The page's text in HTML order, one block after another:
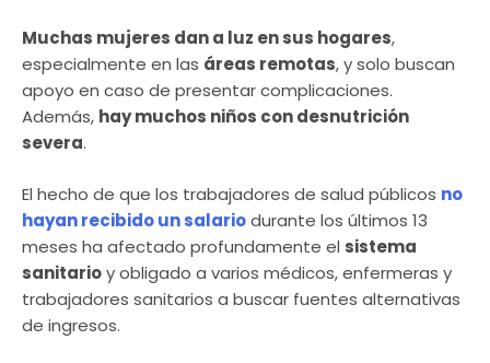
Muchas mujeres dan a luz en sus hogares,
especialmente en las áreas remotas, y solo buscan
apoyo en caso de presentar complicaciones.
Además, hay muchos niños con desnutrición
severa.
El hecho de que los trabajadores de salud públicos no
hayan recibido un salariodurante los últimos 13
meses ha afectado profundamente el sistema
sanitarioy obligado a varios médicos, enfermeras y
trabajadores sanitarios a buscar fuentes alternativas
de ingresos.